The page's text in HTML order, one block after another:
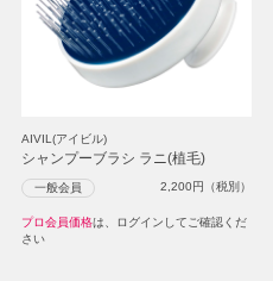
AIVIL(アイビル)
シャンプーブラシ ラニ(植毛)
一般会員 2,200円（税別）
プロ会員価格は、ログインしてご確認くだ
さい